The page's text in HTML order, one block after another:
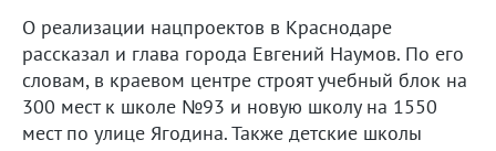
О реализации нацпроектов в Краснодаре
рассказал и глава города Евгений Наумов. По его
словам, в краевом центре строят учебный блок на
300 мест к школе №93 и новую школу на 1550
мест по улице Ягодина. Также детские школы